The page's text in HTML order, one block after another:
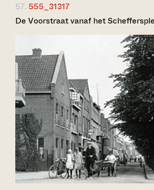
57. 555_31317
De Voorstraat vanaf het